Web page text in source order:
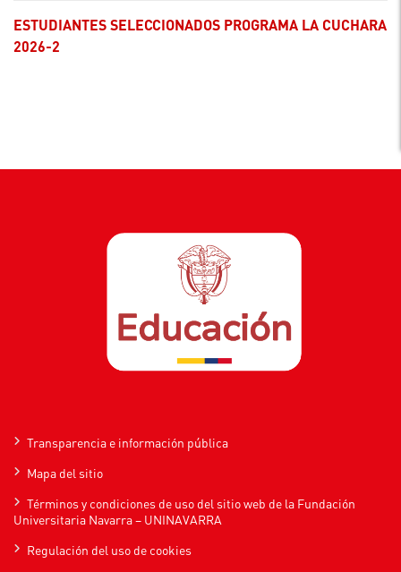
ESTUDIANTES SELECCIONADOS PROGRAMA LA CUCHARA
2026-2
Transparencia e información pública
Mapa del sitio
Términos y condiciones de uso del sitio web de la Fundación
Universitaria Navarra – UNINAVARRA
Regulación del uso de cookies